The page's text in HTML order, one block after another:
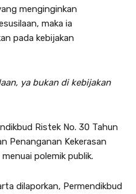
menginginkan
maka ia
pada kebijakan
ya bukan di kebijakan
Ristek No. 30 Tahun
Penanganan Kekerasan
polemik publik.
dilaporkan, Permendikbud